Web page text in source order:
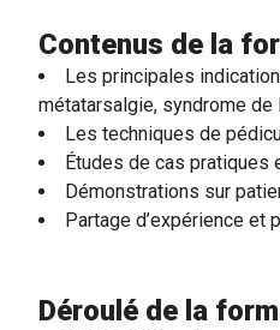
Contenus de la
Les principales
métatarsalgie, syndrome
Les techniques de
Études de cas pratiques
Démonstrations sur
Partage d’expérience
Déroulé de la